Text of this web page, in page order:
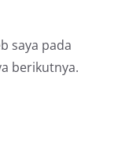
saya pada
berikutnya.